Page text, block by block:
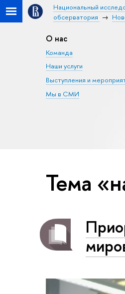
Национальный
обсерватория
О нас
Команда
Наши услуги
Выступления и
Мы в СМИ
Тема